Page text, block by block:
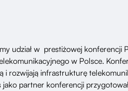
udział w prestiżowej konferencji
w Polsce.
rozwijają infrastrukturę
jako partner konferencji